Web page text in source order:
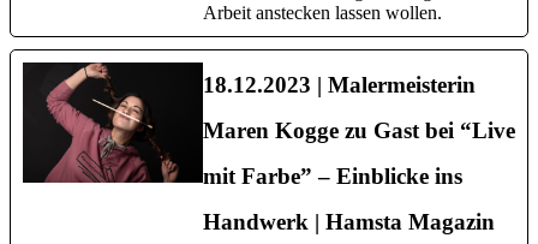
Arbeit anstecken lassen wollen.
18.12.2023 | Malermeisterin
Maren Kogge zu Gast bei “Live
mit Farbe” – Einblicke ins
Handwerk | Hamsta Magazin